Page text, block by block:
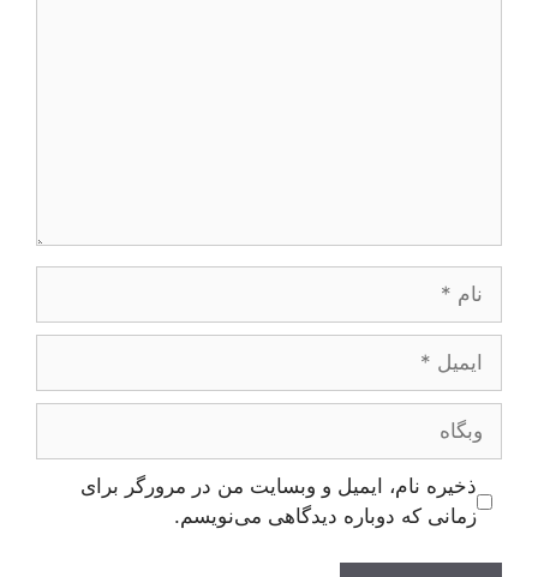
ایمیل
وبگاه
ذخیره نام، ایمیل و وبسایت من در مرورگر برای
زمانی که دوباره دیدگاهی می‌نویسم.